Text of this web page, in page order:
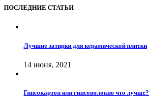
ПОСЛЕДНИЕ СТАТЬИ
Лучшие затирки для керамической плитки
14 июня, 2021
Гипсокартон или гипсоволокно что лучше?